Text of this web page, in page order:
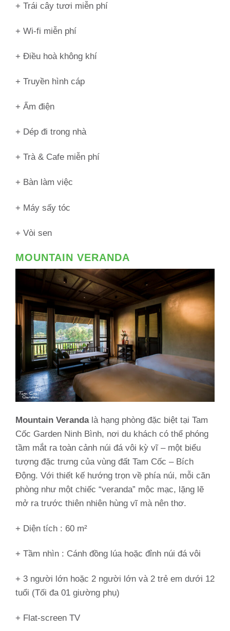
+ Trái cây tươi miễn phí
+ Wi-fi miễn phí
+ Điều hoà không khí
+ Truyền hình cáp
+ Ấm điện
+ Dép đi trong nhà
+ Trà & Cafe miễn phí
+ Bàn làm việc
+ Máy sấy tóc
+ Vòi sen
MOUNTAIN VERANDA
Mountain Verandalà hạng phòng đặc biệt tại Tam
Cốc Garden Ninh Bình, nơi du khách có thể phóng
tầm mắt ra toàn cảnh núi đá vôi kỳ vĩ – một biểu
tượng đặc trưng của vùng đất Tam Cốc – Bích
Động. Với thiết kế hướng trọn về phía núi, mỗi căn
phòng như một chiếc “veranda” mộc mạc, lặng lẽ
mở ra trước thiên nhiên hùng vĩ mà nên thơ.
+ Diện tích : 60 m²
+ Tầm nhìn : Cánh đồng lúa hoặc đỉnh núi đá vôi
+ 3 người lớn hoặc 2 người lớn và 2 trẻ em dưới 12
tuổi (Tối đa 01 giường phụ)
+ Flat-screen TV